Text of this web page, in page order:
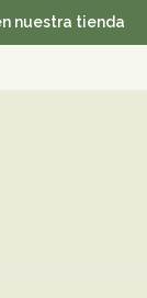
tienda •